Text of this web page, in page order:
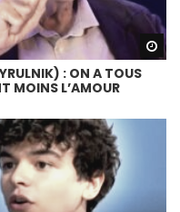
: ON A TOUS
MOINS L’AMOUR